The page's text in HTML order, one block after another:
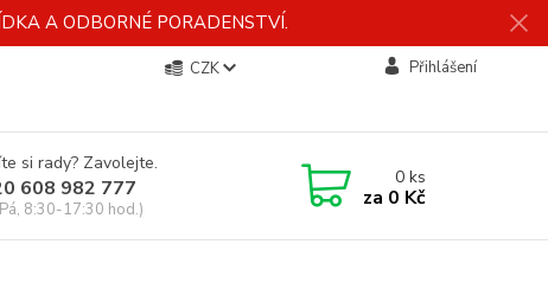
A ODBORNÉ PORADENSTVÍ.
CZK Přihlášení
si rady? Zavolejte.
608 982 777
8:30-17:30 hod.)
0ks
za 0 Kč